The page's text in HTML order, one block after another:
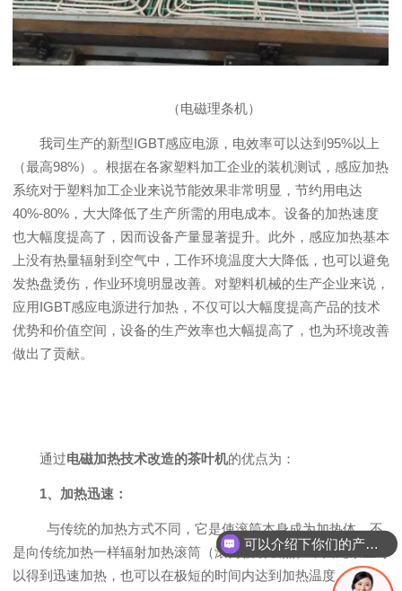
（电磁理条机）
我司生产的新型IGBT感应电源，电效率可以达到95%以上
（最高98%）。根据在各家塑料加工企业的装机测试，感应加热
系统对于塑料加工企业来说节能效果非常明显，节约用电达
40%-80%，大大降低了生产所需的用电成本。设备的加热速度
也大幅度提高了，因而设备产量显著提升。此外，感应加热基本
上没有热量辐射到空气中，工作环境温度大大降低，也可以避免
发热盘烫伤，作业环境明显改善。对塑料机械的生产企业来说，
应用IGBT感应电源进行加热，不仅可以大幅度提高产品的技术
优势和价值空间，设备的生产效率也大幅提高了，也为环境改善
做出了贡献。
通过电磁加热技术改造的茶叶机的优点为：
1、加热迅速：
与传统的加热方式不同，它是使滚筒本身成为加热体，不
是向传统加热一样辐射加热滚筒（滚筒被动吸热），因此茶业可
以得到迅速加热，也可以在极短的时间内达到加热温度。
可以介绍下你们的产品么？